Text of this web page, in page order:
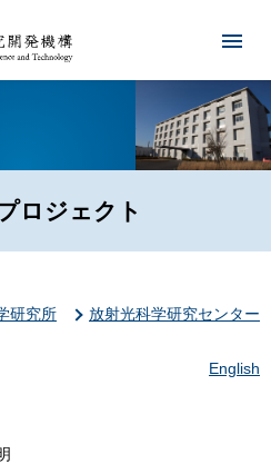
ロジェクト
研究所 放射光科学研究センター
English